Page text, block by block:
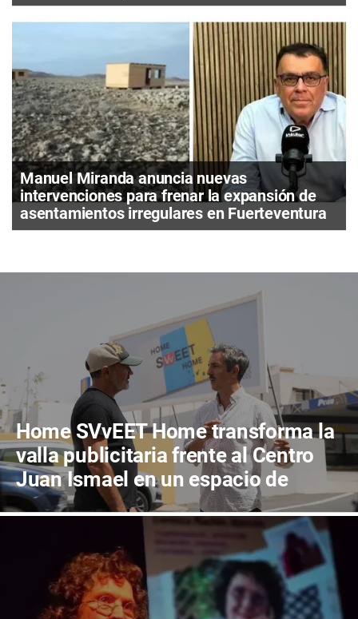
Manuel Miranda anuncia nuevas
intervenciones para frenar la expansión de
asentamientos irregulares en Fuerteventura
Home SVvEET Home transforma la
valla publicitaria frente al Centro
Juan Ismael en un espacio de
reflexión sobre el futuro de